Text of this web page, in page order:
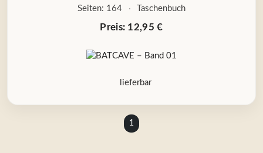
Seiten: 164
· Taschenbuch
Preis: 12,95 €
lieferbar
1